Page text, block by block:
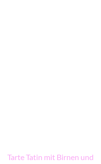
Beitragsnavigation
Tarte Tatin mit Birnen und